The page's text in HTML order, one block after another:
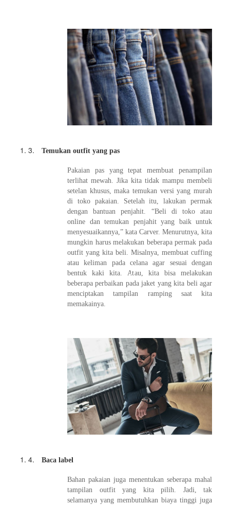
3. Temukan outfit yang pas
Pakaian pas yang tepat membuat penampilan
terlihat mewah. Jika kita tidak mampu membeli
setelan khusus, maka temukan versi yang murah
di toko pakaian. Setelah itu, lakukan permak
dengan bantuan penjahit. “Beli di toko atau
online dan temukan penjahit yang baik untuk
menyesuaikannya,” kata Carver. Menurutnya, kita
mungkin harus melakukan beberapa permak pada
outfit yang kita beli. Misalnya, membuat cuffing
atau keliman pada celana agar sesuai dengan
bentuk kaki kita. Atau, kita bisa melakukan
beberapa perbaikan pada jaket yang kita beli agar
menciptakan tampilan ramping saat kita
memakainya.
4. Baca label
Bahan pakaian juga menentukan seberapa mahal
tampilan outfit yang kita pilih. Jadi, tak
selamanya yang membutuhkan biaya tinggi juga